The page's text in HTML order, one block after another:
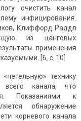
очистить канал
инфицирования.
Клиффорд Раддл
из цанговых
применения
[6, с. 10]
технику
всего канала, что
Показаниями к
обнаружение
корневого канала